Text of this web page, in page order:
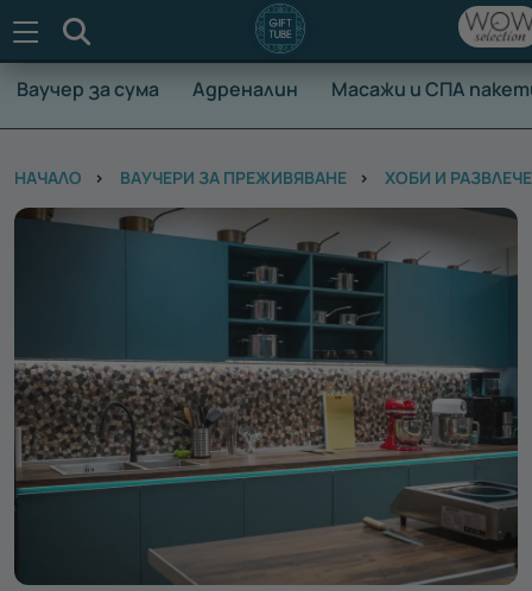
Ваучер за сума Адреналин Масажи и СПА
НАЧАЛО ВАУЧЕРИ ЗА ПРЕЖИВЯВАНЕ ХОБИ И